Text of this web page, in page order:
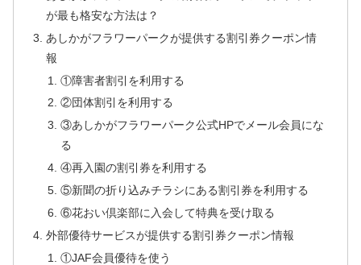
が最も格安な方法は？
あしかがフラワーパークが提供する割引券クーポン情
報
①障害者割引を利用する
②団体割引を利用する
③あしかがフラワーパーク公式HPでメール会員にな
る
④再入園の割引券を利用する
⑤新聞の折り込みチラシにある割引券を利用する
⑥花おい倶楽部に入会して特典を受け取る
外部優待サービスが提供する割引券クーポン情報
①JAF会員優待を使う